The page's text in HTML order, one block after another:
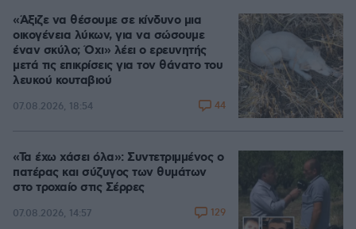
«Άξιζε να θέσουμε σε κίνδυνο μια
οικογένεια λύκων, για να σώσουμε
έναν σκύλο; Όχι» λέει ο ερευνητής
μετά τις επικρίσεις για τον θάνατο του
λευκού κουταβιού
07.08.2026, 18:54 44
«Τα έχω χάσει όλα»: Συντετριμμένος ο
πατέρας και σύζυγος των θυμάτων
στο τροχαίο στις Σέρρες
07.08.2026, 14:57 129